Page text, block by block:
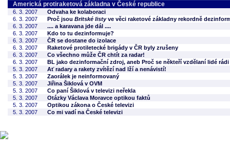
Americká protiraketová základna v České republice
6. 3. 2007
Odvaha ke kolaboraci
6. 3. 2007
Proč jsou Britské listyve věci raketové základny rekordně
6. 3. 2007
.... a karavana jde dál ....
6. 3. 2007
Kdo to tu dezinformuje?
6. 3. 2007
ČR se dostane do izolace
6. 3. 2007
Raketové protiletecké brigády v ČR byly zrušeny
6. 3. 2007
Co všechno může ČR chtít za radar!
6. 3. 2007
BL jako dezinformační zdroj, aneb Proč se někteří vzdělaní lidé
5. 3. 2007
Ať radary a rakety zvítězí nad lží a nenávistí!
5. 3. 2007
Zaorálek je neinformovaný
5. 3. 2007
Jiřina Šiklová v OVM
5. 3. 2007
Co paní Šiklová v televizi neřekla
5. 3. 2007
Otázky Václava Moravce optikou faktů
5. 3. 2007
Optikou zákona o České televizi
5. 3. 2007
Co mi vadí na České televizi